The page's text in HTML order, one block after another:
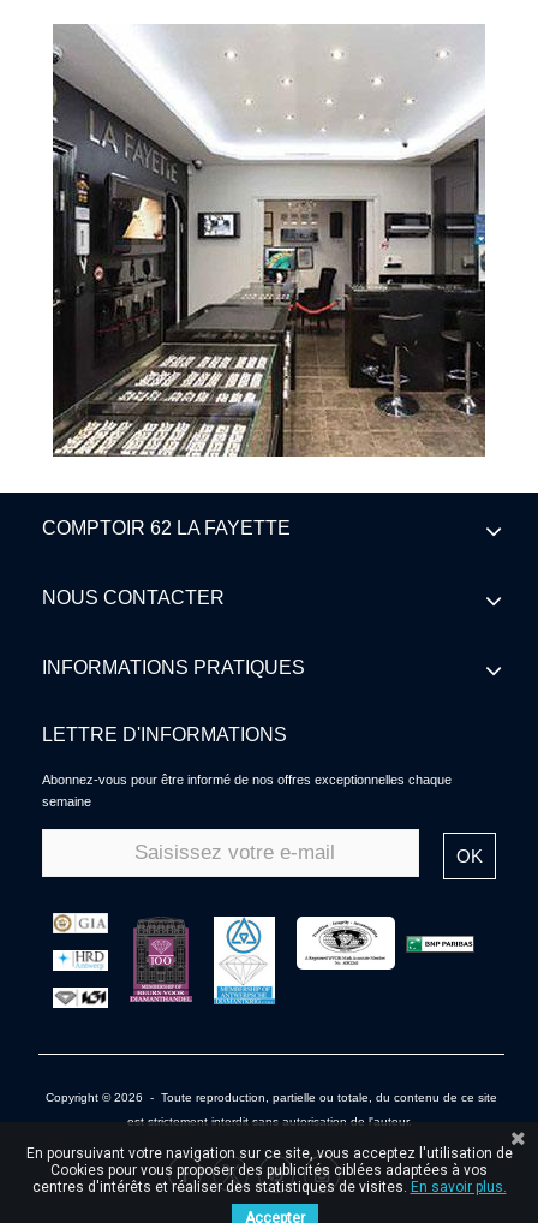
COMPTOIR 62 LA FAYETTE
NOUS CONTACTER
INFORMATIONS PRATIQUES
LETTRE D'INFORMATIONS
Abonnez-vous pour être informé de nos offres exceptionnelles chaque
semaine
OK
Copyright © 2026 - Toute reproduction, partielle ou totale, du contenu de ce site
est strictement interdit sans autorisation de l'auteur.
En poursuivant votre navigation sur ce site, vous acceptez l'utilisation de
Cookies pour vous proposer des publicités ciblées adaptées à vos
centres d'intérêts et réaliser des statistiques de visites. En savoir plus.
Accepter